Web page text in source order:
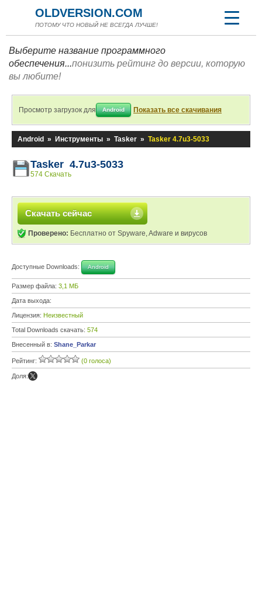
OLDVERSION.COM
ПОТОМУ ЧТО НОВЫЙ НЕ ВСЕГДА ЛУЧШЕ!
Выберите название программного
обеспечения...понизить рейтинг до версии, которую
вы любите!
Просмотр загрузок для Android Показать все скачивания
Android » Инструменты » Tasker » Tasker 4.7u3-5033
Tasker 4.7u3-5033
574 Скачать
Скачать сейчас
Проверено: Бесплатно от Spyware, Adware и вирусов
Доступные Downloads: Android
Размер файла: 3,1 МБ
Дата выхода:
Лицензия: Неизвестный
Total Downloads скачать: 574
Внесенный в: Shane_Parkar
Рейтинг: (0 голоса)
Доля: